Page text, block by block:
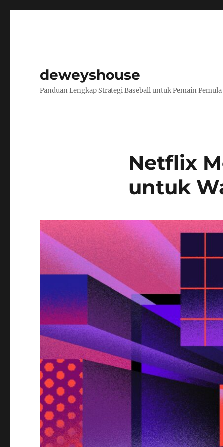
deweyshouse
Panduan Lengkap Strategi Baseball untuk Pemain Pemula
Netflix
untuk